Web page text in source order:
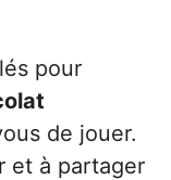
pour
de jouer.
et à partager